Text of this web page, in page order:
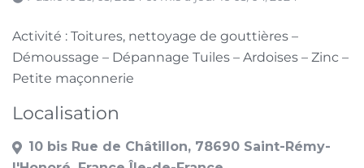
Activité : Toitures, nettoyage de gouttières –
Démoussage – Dépannage Tuiles – Ardoises – Zinc –
Petite maçonnerie
Localisation
10 bis Rue de Châtillon, 78690 Saint-Rémy-